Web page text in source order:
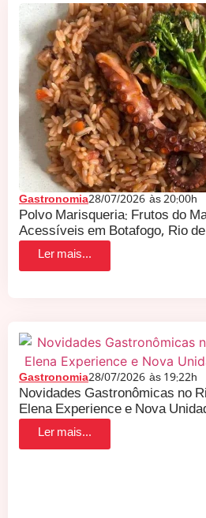
Gastronomia28/07/2026 às20:00h
Polvo Marisqueria: Frutos do
Acessíveis em Botafogo, Rio
Ler mais...
Gastronomia28/07/2026 às19:22h
Novidades Gastronômicas no
Elena Experience e Nova
Ler mais...